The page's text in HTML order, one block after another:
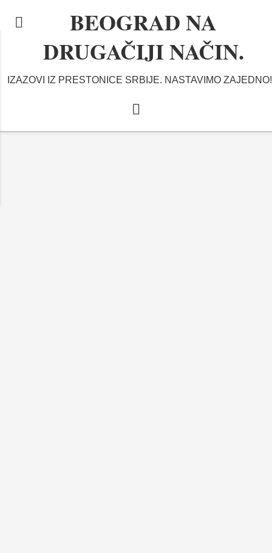
BEOGRAD NA
DRUGAČIJI NAČIN.
IZAZOVI IZ PRESTONICE SRBIJE. NASTAVIMO ZAJEDNO!